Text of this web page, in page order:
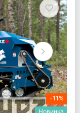
-11%
Новинка